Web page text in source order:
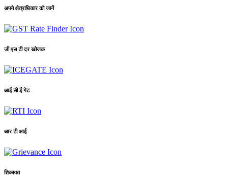
अपने क्षेत्राधिकार को जानें
जी एस टी दर खोजक
आई सी ई गेट
आर टी आई
शिकायत